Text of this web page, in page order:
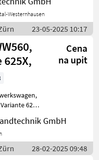
durch
auf dem
Westernhausen
23-05-2025 10:17
625X,
Cena
na upit
ist
um
schnell und
ins Feld zu b
GmbH
28-02-2025 09:48